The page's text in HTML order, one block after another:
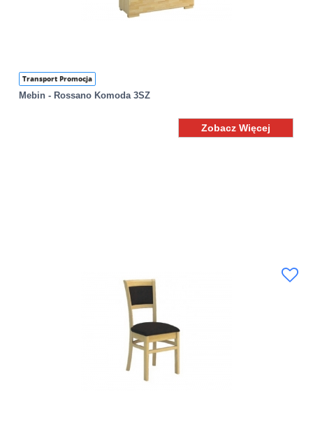
Transport Promocja
Mebin - Rossano Komoda 3SZ
Zobacz Więcej